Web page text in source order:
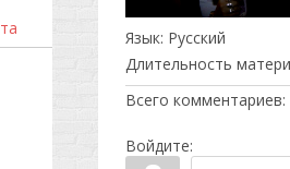
Язык: Русский
Длительность
Всего комментариев:
Войдите: